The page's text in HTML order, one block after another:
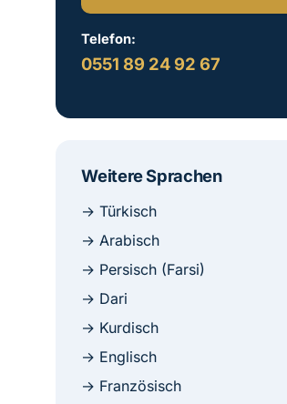
Telefon:
0551 89 24 92 67
Weitere Sprachen
→ Türkisch
→ Arabisch
→ Persisch (Farsi)
→ Dari
→ Kurdisch
→ Englisch
→ Französisch